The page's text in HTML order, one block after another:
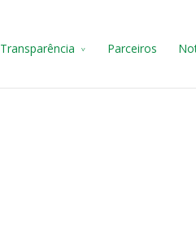
Transparência Parceiros